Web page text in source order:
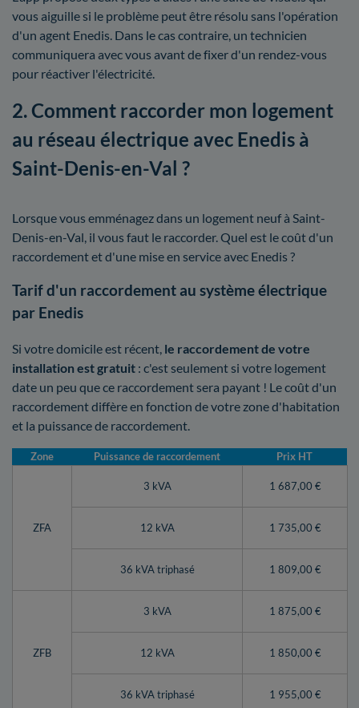
vous aiguille si le problème peut être résolu sans l'opération
d'un agent Enedis. Dans le cas contraire, un technicien
communiquera avec vous avant de fixer d'un rendez-vous
pour réactiver l'électricité.
2. Comment raccorder mon logement
au réseau électrique avec Enedis à
Saint-Denis-en-Val ?
Lorsque vous emménagez dans un logement neuf à Saint-
Denis-en-Val, il vous faut le raccorder. Quel est le coût d'un
raccordement et d'une mise en service avec Enedis ?
Tarif d'un raccordement au système électrique
par Enedis
Si votre domicile est récent, le raccordement de votre
installation est gratuit : c'est seulement si votre logement
date un peu que ce raccordement sera payant ! Le coût d'un
raccordement diffère en fonction de votre zone d'habitation
et la puissance de raccordement.
Zone Puissance de raccordement Prix HT
ZFA
3 kVA 1 687,00 €
12 kVA 1 735,00 €
36 kVA triphasé 1 809,00 €
ZFB
3 kVA 1 875,00 €
12 kVA 1 850,00 €
36 kVA triphasé 1 955,00 €